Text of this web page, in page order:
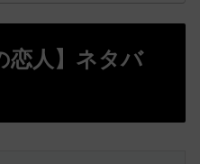
恋人】ネタバ